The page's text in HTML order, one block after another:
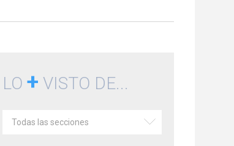
LO+ VISTO DE...
Todas las secciones